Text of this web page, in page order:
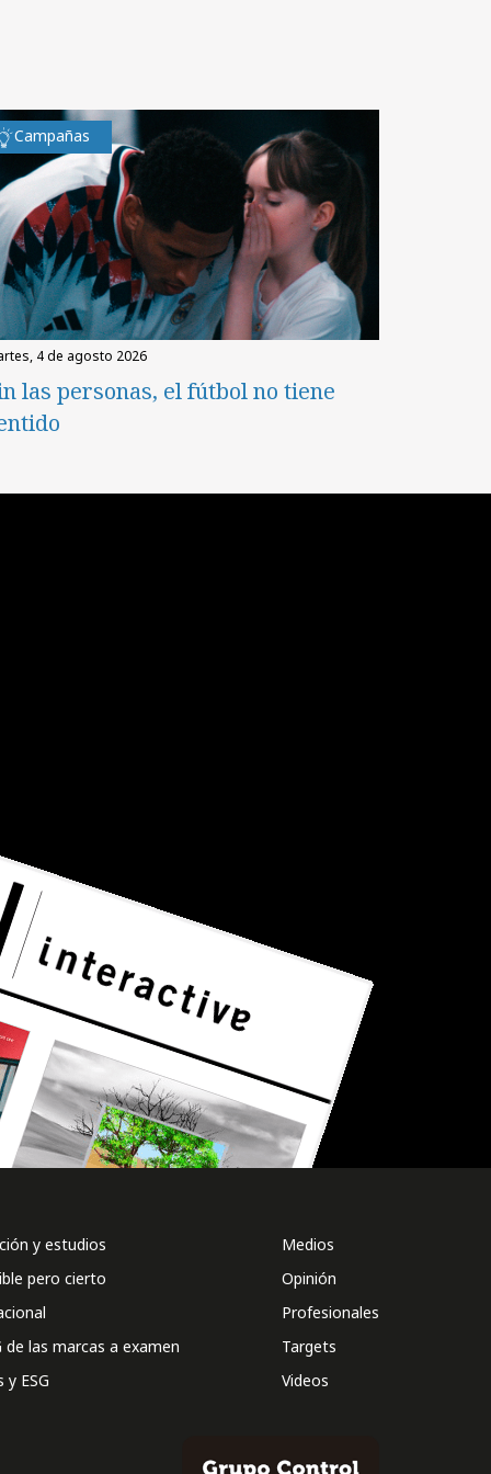
Campañas
4 de agosto 2026
las personas, el fútbol no tiene
y estudios
pero cierto
de las marcas a examen
y ESG
Medios
Opinión
Profesionales
Targets
Videos